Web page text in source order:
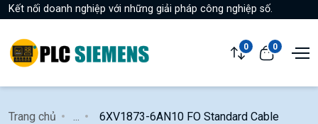
Kết nối doanh nghiệp với những giải pháp công nghiệp số.
0 0
Trang chủ
6XV1873-6AN10 FO Standard Cable